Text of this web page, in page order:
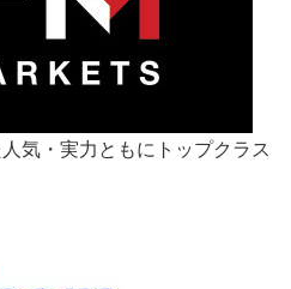
気・実力ともにトップクラス